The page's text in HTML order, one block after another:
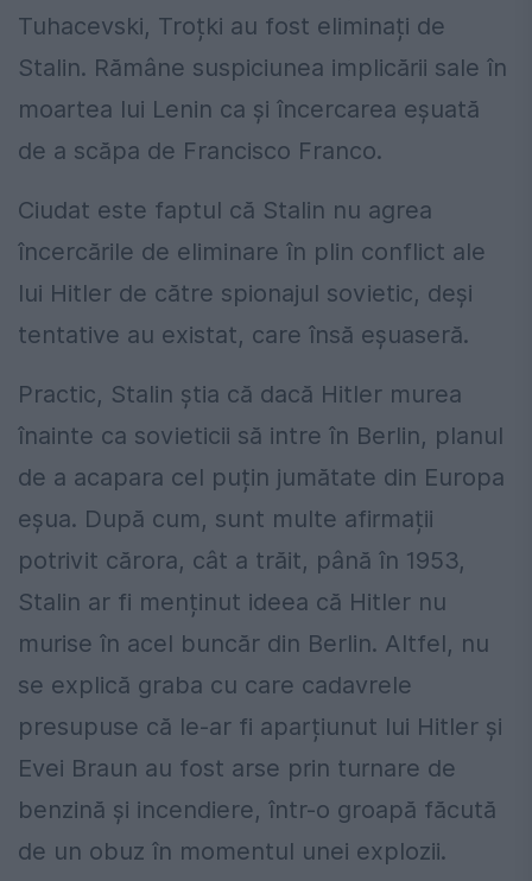
Tuhacevski, Troțki au fost eliminați de
Stalin. Rămâne suspiciunea implicării sale în
moartea lui Lenin ca și încercarea eșuată
de a scăpa de Francisco Franco.
Ciudat este faptul că Stalin nu agrea
încercările de eliminare în plin conflict ale
lui Hitler de către spionajul sovietic, deși
tentative au existat, care însă eșuaseră.
Practic, Stalin știa că dacă Hitler murea
înainte ca sovieticii să intre în Berlin, planul
de a acapara cel puțin jumătate din Europa
eșua. După cum, sunt multe afirmații
potrivit cărora, cât a trăit, până în 1953,
Stalin ar fi menținut ideea că Hitler nu
murise în acel buncăr din Berlin. Altfel, nu
se explică graba cu care cadavrele
presupuse că le-ar fi aparțiunut lui Hitler și
Evei Braun au fost arse prin turnare de
benzină și incendiere, într-o groapă făcută
de un obuz în momentul unei explozii.